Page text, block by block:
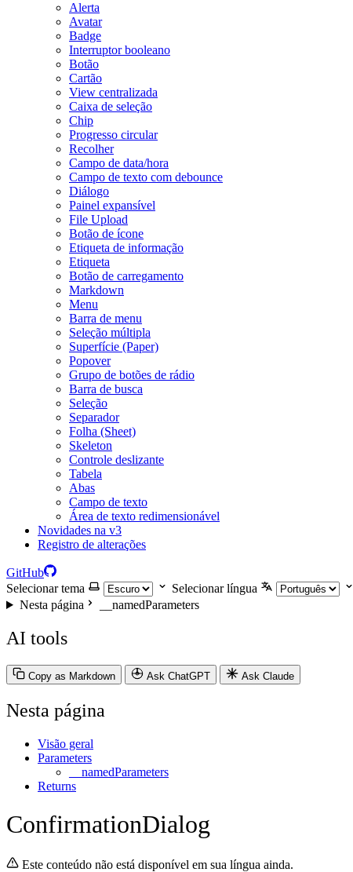
Alerta
Avatar
Badge
Interruptor booleano
Botão
Cartão
View centralizada
Caixa de seleção
Chip
Progresso circular
Recolher
Campo de data/hora
Campo de texto com debounce
Diálogo
Painel expansível
File Upload
Botão de ícone
Etiqueta de informação
Etiqueta
Botão de carregamento
Markdown
Menu
Barra de menu
Seleção múltipla
Superfície (Paper)
Popover
Grupo de botões de rádio
Barra de busca
Seleção
Separador
Folha (Sheet)
Skeleton
Controle deslizante
Tabela
Abas
Campo de texto
Área de texto redimensionável
Novidades na v3
Registro de alterações
GitHub
Selecionar tema
Selecionar língua
Nesta página
__namedParameters
AI tools
Copy as Markdown Ask ChatGPT Ask Claude
Nesta página
Visão geral
Parameters
__namedParameters
Returns
ConfirmationDialog
Este conteúdo não está disponível em sua língua ainda.